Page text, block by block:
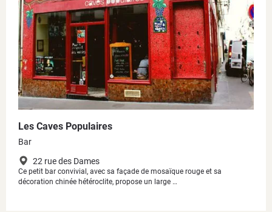
Les Caves Populaires
Bar
22 rue des Dames
Ce petit bar convivial, avec sa façade de mosaïque rouge et sa
décoration chinée hétéroclite, propose un large …